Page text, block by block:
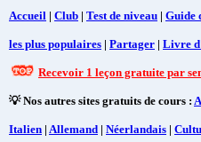
Accueil | Club | Test de niveau | Guide
les plus populaires | Partager | Livre
Recevoir 1 leçon gratuite par
💡 Nos autres sites gratuits de cours :
Italien | Allemand | Néerlandais |